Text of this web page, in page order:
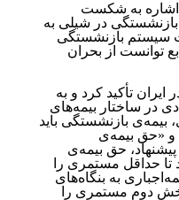
اشاره به شکست
در شیلی به
سیستم بازنشستگی
توانست از بحران
ایران تأکید کرد و به
در ساختار بیمه‌های
بیمه‌ی بازنشستگی باید
و «حق بیمه‌ی
حق بیمه‌ی
حداقل مستمری را
به بنگاه‌های
دوم مستمری را